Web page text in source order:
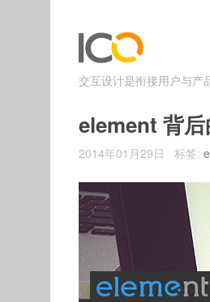
交互设计是衔接用户与产
element 背
2014年01月29日 标签: